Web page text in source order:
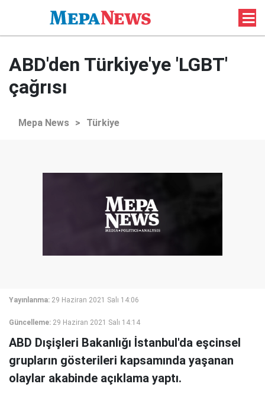
ABD'den Türkiye'ye 'LGBT'
çağrısı
Mepa News > Türkiye
Yayınlanma: 29 Haziran 2021 Salı 14:06
Güncelleme: 29 Haziran 2021 Salı 14:14
ABD Dışişleri Bakanlığı İstanbul'da eşcinsel
grupların gösterileri kapsamında yaşanan
olaylar akabinde açıklama yaptı.